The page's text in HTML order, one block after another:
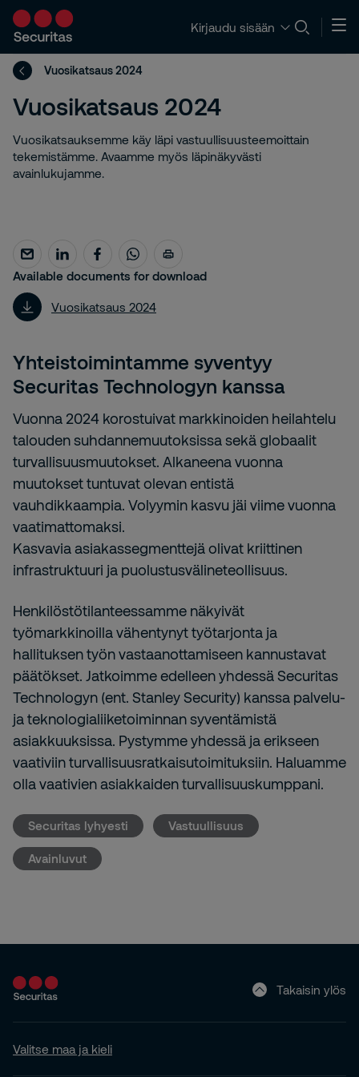
Kirjaudu sisään
Vuosikatsaus 2024
Vuosikatsaus 2024
Vuosikatsauksemme käy läpi vastuullisuusteemoittain
tekemistämme. Avaamme myös läpinäkyvästi
avainlukujamme.
Yhteistoimintamme syventyy
Securitas Technologyn kanssa
Vuonna 2024 korostuivat markkinoiden heilahtelu
talouden suhdannemuutoksissa sekä globaalit
turvallisuusmuutokset. Alkaneena vuonna
muutokset tuntuvat olevan entistä
vauhdikkaampia. Volyymin kasvu jäi viime vuonna
vaatimattomaksi.
Kasvavia asiakassegmenttejä olivat kriittinen
infrastruktuuri ja puolustusvälineteollisuus.
Henkilöstötilanteessamme näkyivät
työmarkkinoilla vähentynyt työtarjonta ja
hallituksen työn vastaanottamiseen kannustavat
päätökset. Jatkoimme edelleen yhdessä Securitas
Technologyn (ent. Stanley Security) kanssa palvelu-
ja teknologialiiketoiminnan syventämistä
asiakkuuksissa. Pystymme yhdessä ja erikseen
vaativiin turvallisuusratkaisutoimituksiin. Haluamme
olla vaativien asiakkaiden turvallisuuskumppani.
Available documents for download
Vuosikatsaus 2024
Securitas lyhyesti Vastuullisuus
Avainluvut
Takaisin ylös
Valitse maa ja kieli